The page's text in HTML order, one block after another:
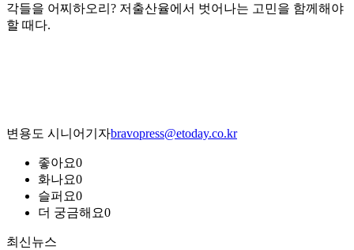
각들을 어찌하오리? 저출산율에서 벗어나는 고민을 함께해야
할 때다.
변용도 시니어기자bravopress@etoday.co.kr
좋아요0
화나요0
슬퍼요0
더 궁금해요0
최신뉴스